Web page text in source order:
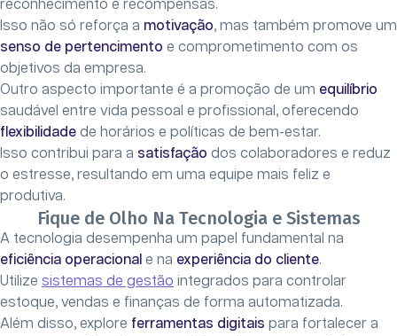
reconhecimento e recompensas.
Isso não só reforça a motivação, mas também promove um
senso de pertencimento e comprometimento com os
objetivos da empresa.
Outro aspecto importante é a promoção de um equilíbrio
saudável entre vida pessoal e profissional, oferecendo
flexibilidade de horários e políticas de bem-estar.
Isso contribui para a satisfação dos colaboradores e reduz
o estresse, resultando em uma equipe mais feliz e
produtiva.
Fique de Olho Na Tecnologia e Sistemas
A tecnologia desempenha um papel fundamental na
eficiência operacional e na experiência do cliente.
Utilize sistemas de gestão integrados para controlar
estoque, vendas e finanças de forma automatizada.
Além disso, explore ferramentas digitais para fortalecer a